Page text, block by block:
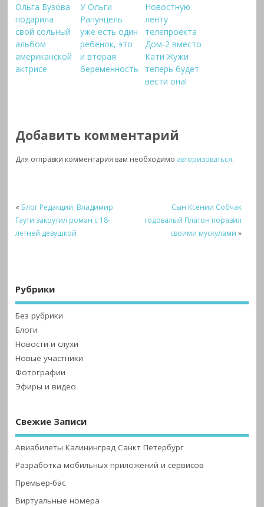
Ольга Бузова
подарила
свой сольный
альбом
американской
актрисе
У Ольги
Рапунцель
уже есть один
ребенок, это
и вторая
беременность
Новостную
ленту
телепроекта
Дом-2 вместо
Кати Жужи
теперь будет
вести она!
Добавить комментарий
Для отправки комментария вам необходимо авторизоваться.
« Блог Редакции: Владимир
Гаути закрутил роман с 18-
летней девушкой
Сын Ксении Собчак
годовалый Платон поразил
своими мускулами »
Рубрики
Без рубрики
Блоги
Новости и слухи
Новые участники
Фотографии
Эфиры и видео
Свежие Записи
Авиабилеты Калининград Санкт Петербург
Разработка мобильных приложений и сервисов
Премьер-бас
Виртуальные номера